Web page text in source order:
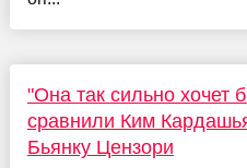
"Она так сильно хочет
сравнили Ким
Бьянку Цензори